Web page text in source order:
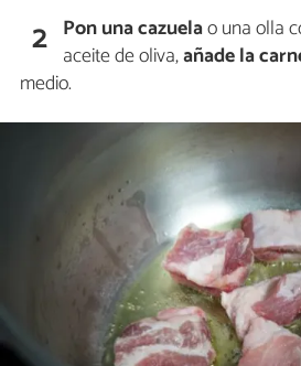
2 Pon una cazuelao una olla
aceite de oliva,añade la
medio.